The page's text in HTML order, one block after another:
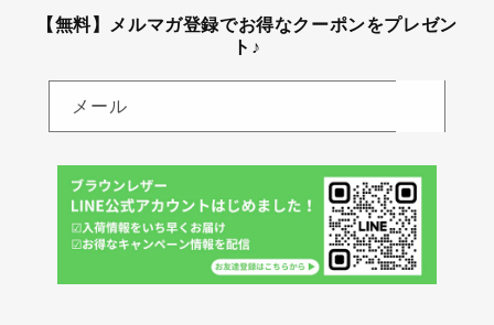
【無料】メルマガ登録でお得なクーポンをプレゼン
ト♪
メール